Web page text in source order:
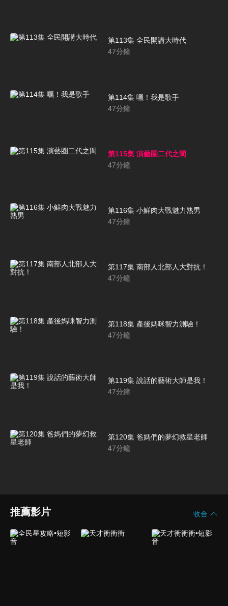
第113集 全民開講大時代
47分鐘
第114集 嘿！我是歌手
47分鐘
第115集 演藝圈二代之間
47分鐘
第116集 小鮮肉大戰魅力熟男
47分鐘
第117集 南部人北部人大對抗！
47分鐘
第118集 產後媽咪智力測驗！
47分鐘
第119集 說話的藝術大師是我！
47分鐘
第120集 爸媽們的夢幻救星老師
47分鐘
推薦影片 收合